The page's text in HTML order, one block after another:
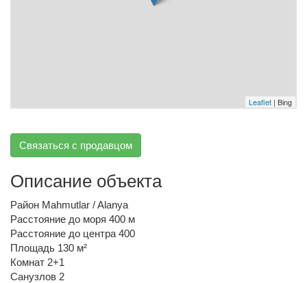
Leaflet | Bing
Связаться с продавцом
Описание объекта
Район Mahmutlar / Alanya
Расстояние до моря 400 м
Расстояние до центра 400
Площадь 130 м²
Комнат 2+1
Санузлов 2